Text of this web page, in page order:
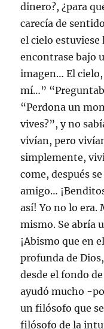
dinero?, ¿para
carecía de
el cielo estuviese
encontrase bajo
imagen… El
mí…”
“Perdona un
vives?”, y no
vivían, pero
simplemente,
come, después
amigo…
así! Yo no lo era.
mismo. Se abría
¡Abismo que en
profunda de
desde el fondo
ayudó mucho -
un filósofo que
filósofo de la